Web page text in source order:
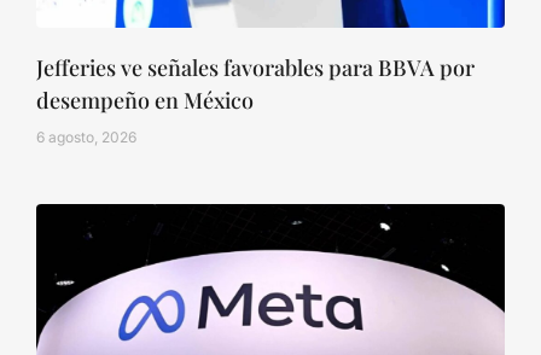
Jefferies ve señales favorables para BBVA por
desempeño en México
6 agosto, 2026